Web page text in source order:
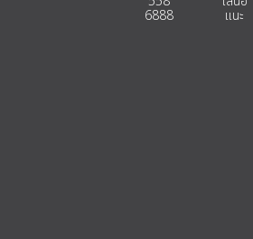
6888 แนะ​